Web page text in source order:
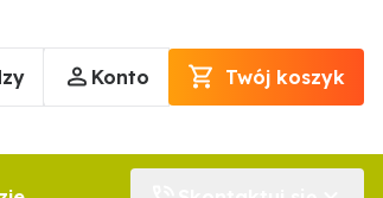
Konto Twój koszyk